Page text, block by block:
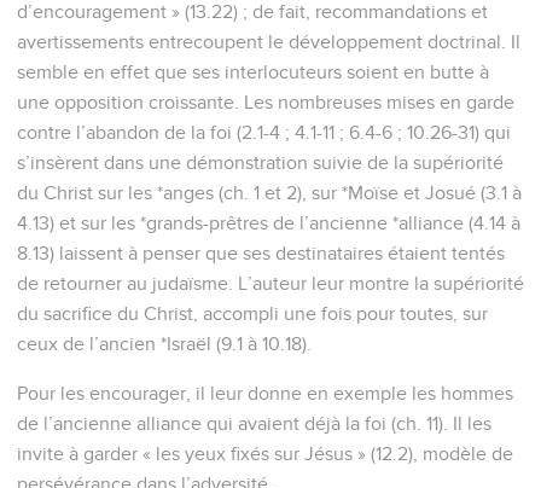
d’encouragement » (13.22) ; de fait, recommandations et
avertissements entrecoupent le développement doctrinal. Il
semble en effet que ses interlocuteurs soient en butte à
une opposition croissante. Les nombreuses mises en garde
contre l’abandon de la foi (2.1-4 ; 4.1-11 ; 6.4-6 ; 10.26-31) qui
s’insèrent dans une démonstration suivie de la supériorité
du Christ sur les *anges (ch. 1 et 2), sur *Moïse et Josué (3.1 à
4.13) et sur les *grands-prêtres de l’ancienne *alliance (4.14 à
8.13) laissent à penser que ses destinataires étaient tentés
de retourner au judaïsme. L’auteur leur montre la supériorité
du sacrifice du Christ, accompli une fois pour toutes, sur
ceux de l’ancien *Israël (9.1 à 10.18).
Pour les encourager, il leur donne en exemple les hommes
de l’ancienne alliance qui avaient déjà la foi (ch. 11). Il les
invite à garder « les yeux fixés sur Jésus » (12.2), modèle de
persévérance dans l’adversité.